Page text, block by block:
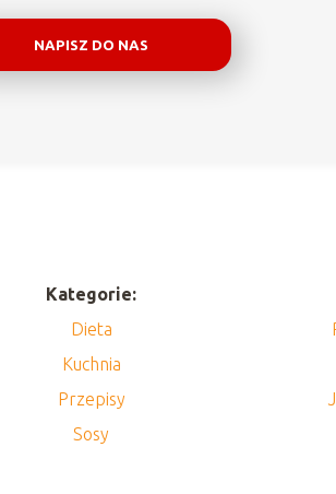
NAPISZ DO NAS
Kategorie:
Dieta
Kuchnia
Przepisy
Sosy